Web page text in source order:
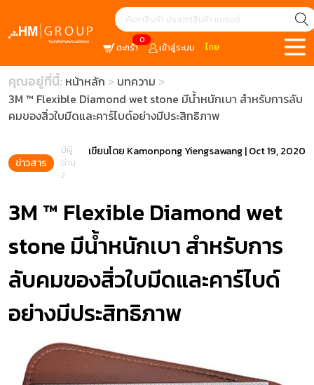
0
ตะกร้า เข้าสู่ระบบ ไทย
คุณอยู่ที่นี้: หน้าหลัก
บทความ
3M ™ Flexible Diamond wet stone มีน้ำหนักเบา สำหรับการลับ
คมของสิ่วใบมีดและคาร์ไบด์อย่างมีประสิทธิภาพ
ข่าวสาร
มีผู้
อ่าน
2
เขียนโดย Kamonpong Yiengsawang|Oct 19, 2020
3M ™ Flexible Diamond wet
stone มีน้ำหนักเบา สำหรับการ
ลับคมของสิ่วใบมีดและคาร์ไบด์
อย่างมีประสิทธิภาพ